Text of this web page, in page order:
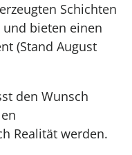
Schichten
bieten einen
(Stand August
den Wunsch
Realität werden.